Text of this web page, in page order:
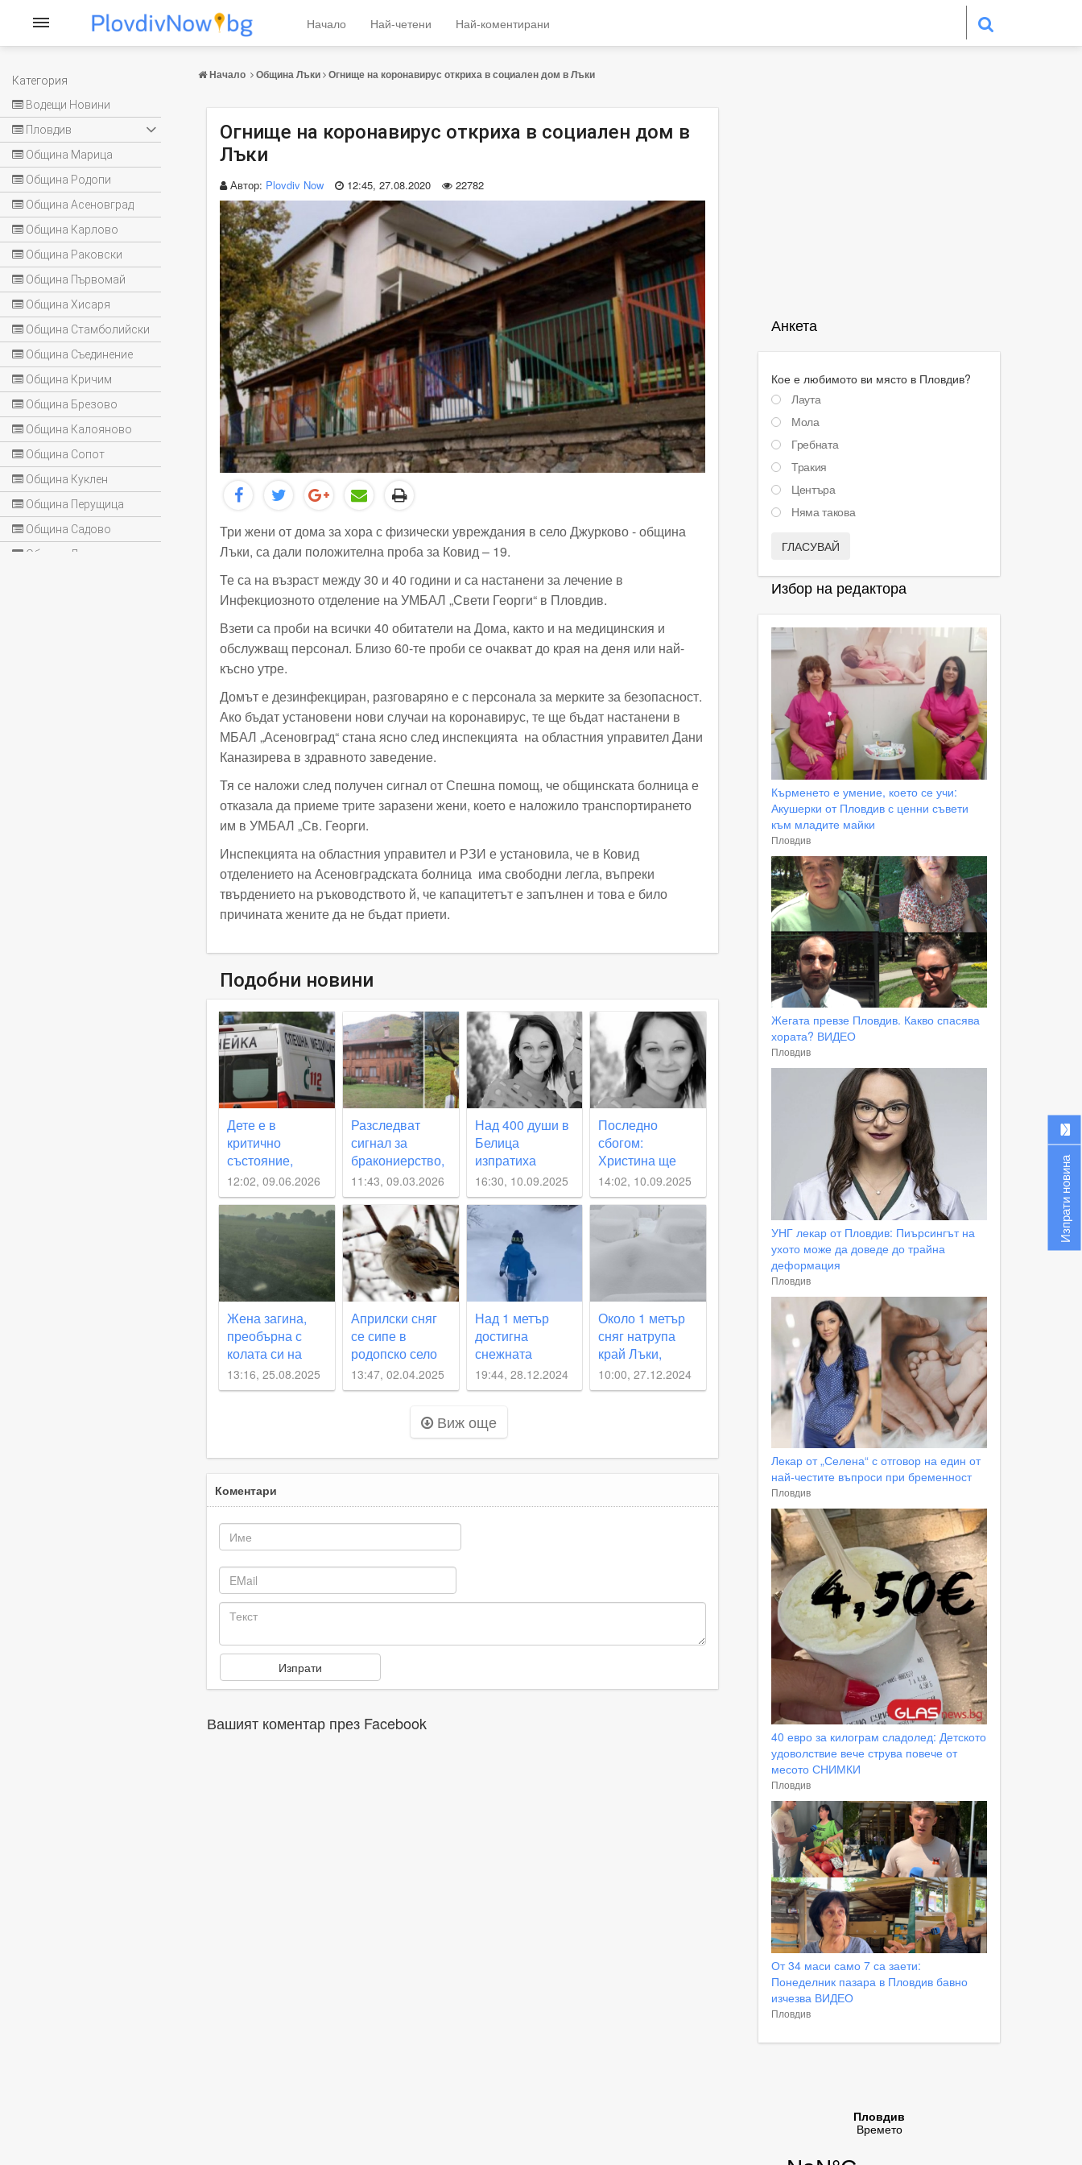
Категория
Водещи Новини
Пловдив
Община Марица
Община Родопи
Община Асеновград
Община Карлово
Община Раковски
Община Първомай
Община Хисаря
Община Стамболийски
Община Съединение
Община Кричим
Община Брезово
Община Калояново
Община Сопот
Община Куклен
Община Перущица
Община Садово
Община Лъки
Начало Най-четени Най-коментирани
Начало Община Лъки Огнище на коронавирус откриха в социален дом в Лъки
Огнище на коронавирус откриха в социален дом в
Лъки
Автор: Plovdiv Now 12:45, 27.08.2020 22782
Три жени от дома за хора с физически увреждания в село Джурково - община
Лъки, са дали положителна проба за Ковид – 19.
Те са на възраст между 30 и 40 години и са настанени за лечение в
Инфекциозното отделение на УМБАЛ „Свети Георги“ в Пловдив.
Взети са проби на всички 40 обитатели на Дома, както и на медицинския и
обслужващ персонал. Близо 60-те проби се очакват до края на деня или най-
късно утре.
Домът е дезинфекциран, разговаряно е с персонала за мерките за безопасност.
Ако бъдат установени нови случаи на коронавирус, те ще бъдат настанени в
МБАЛ „Асеновград“ стана ясно след инспекцията на областния управител Дани
Каназирева в здравното заведение.
Тя се наложи след получен сигнал от Спешна помощ, че общинската болница е
отказала да приеме трите заразени жени, което е наложило транспортирането
им в УМБАЛ „Св. Георги.
Инспекцията на областния управител и РЗИ е установила, че в Ковид
отделението на Асеновградската болница има свободни легла, въпреки
твърдението на ръководството й, че капацитетът е запълнен и това е било
причината жените да не бъдат приети.
Подобни новини
Дете е в
критично
състояние,
удари се с
колелото си в
камион
12:02, 09.06.2026
Разследват
сигнал за
бракониерство,
замесен е бивш
директор на
ловно
стопанство в
Лъки
11:43, 09.03.2026
Над 400 души в
Белица
изпратиха
Христина,
прегазена от
АТВ
16:30, 10.09.2025
Последно
сбогом:
Христина ще
бъде погребана
в родното си
село край
Пловдив
14:02, 10.09.2025
Жена загина,
преобърна с
колата си на
родопски път
13:16, 25.08.2025
Априлски сняг
се сипе в
родопско село
13:47, 02.04.2025
Над 1 метър
достигна
снежната
покривка в
пловдивско
19:44, 28.12.2024
Около 1 метър
сняг натрупа
край Лъки,
родопско село -
най-
10:00, 27.12.2024
Виж още
Коментари
Вашият коментар през Facebook
Анкета
Кое е любимото ви място в Пловдив?
Лаута
Мола
Гребната
Тракия
Центъра
Няма такова
ГЛАСУВАЙ
Избор на редактора
Кърменето е умение, което се учи:
Акушерки от Пловдив с ценни съвети
към младите майки
Пловдив
Жегата превзе Пловдив. Какво спасява
хората? ВИДЕО
Пловдив
УНГ лекар от Пловдив: Пиърсингът на
ухото може да доведе до трайна
деформация
Пловдив
Лекар от „Селена“ с отговор на един от
най-честите въпроси при бременност
Пловдив
40 евро за килограм сладолед: Детското
удоволствие вече струва повече от
месото СНИМКИ
Пловдив
От 34 маси само 7 са заети:
Понеделник пазара в Пловдив бавно
изчезва ВИДЕО
Пловдив
Изпрати новина